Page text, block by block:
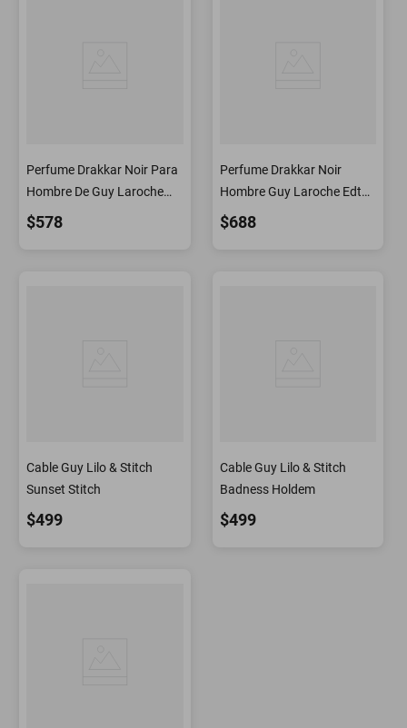
Perfume Drakkar Noir Para
Hombre De Guy Laroche
Edt 100ml
$578
Perfume Drakkar Noir
Hombre Guy Laroche Edt
200ml Original
$688
Cable Guy Lilo & Stitch
Sunset Stitch
$499
Cable Guy Lilo & Stitch
Badness Holdem
$499